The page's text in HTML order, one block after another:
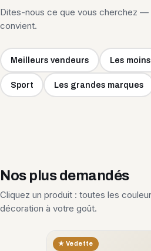
Dites-nous ce que vous cherchez —
convient.
Meilleurs vendeurs Les
Sport Les grandes marques
Nos plus demandés
Cliquez un produit : toutes les
décoration à votre goût.
★ Vedette